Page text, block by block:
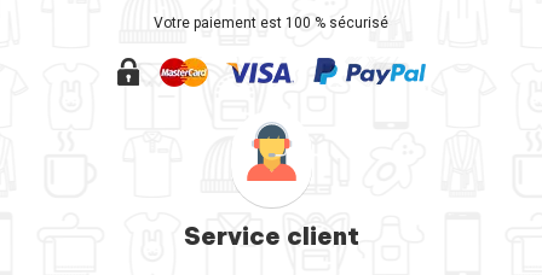
Votre paiement est 100 % sécurisé
Service client